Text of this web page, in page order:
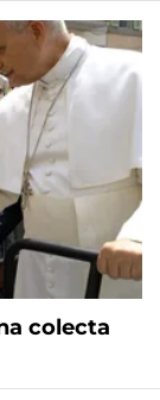
colecta